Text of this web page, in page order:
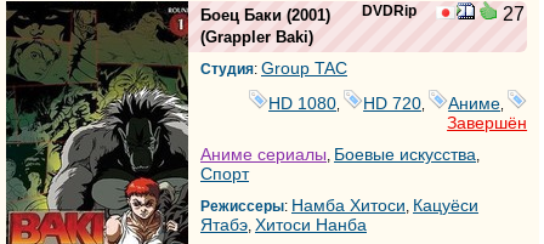
DVDRip 27
Боец Баки (2001)
(Grappler Baki)
Студия: Group TAC
HD 1080
HD 720 Аниме
Завершён
Аниме сериалы, Боевые искусства,
Спорт
Режиссеры: Намба Хитоси, Кацуёси
Ятабэ, Хитоси Нанба